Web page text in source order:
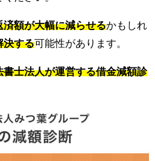
済額が大幅に減らせるかもしれ
決する可能性があります。
書士法人が運営する借金減額診